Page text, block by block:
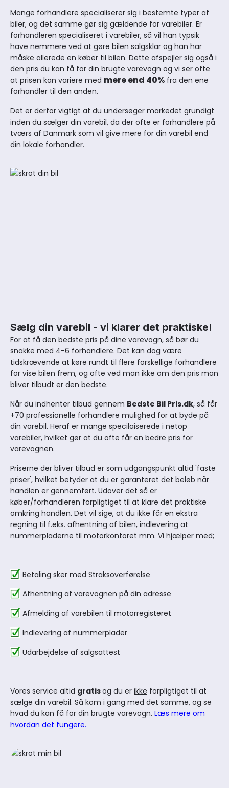
Mange forhandlere specialiserer sig i bestemte typer af
biler, og det samme gør sig gældende for varebiler. Er
forhandleren specialiseret i varebiler, så vil han typsik
have nemmere ved at gøre bilen salgsklar og han har
måske allerede en køber til bilen. Dette afspejler sig også i
den pris du kan få for din brugte varevogn og vi ser ofte
at prisen kan variere med mere end 40% fra den ene
forhandler til den anden.
Det er derfor vigtigt at du undersøger markedet grundigt
inden du sælger din varebil, da der ofte er forhandlere på
tværs af Danmark som vil give mere for din varebil end
din lokale forhandler.
Sælg din varebil - vi klarer det praktiske!
For at få den bedste pris på dine varevogn, så bør du
snakke med 4-6 forhandlere. Det kan dog være
tidskrævende at køre rundt til flere forskellige forhandlere
for vise bilen frem, og ofte ved man ikke om den pris man
bliver tilbudt er den bedste.
Når du indhenter tilbud gennem Bedste Bil Pris.dk, så får
+70 professionelle forhandlere mulighed for at byde på
din varebil. Heraf er mange specilaiserede i netop
varebiler, hvilket gør at du ofte får en bedre pris for
varevognen.
Priserne der bliver tilbud er som udgangspunkt altid 'faste
priser', hvilket betyder at du er garanteret det beløb når
handlen er gennemført. Udover det så er
køber/forhandleren forpligtiget til at klare det praktiske
omkring handlen. Det vil sige, at du ikke får en ekstra
regning til f.eks. afhentning af bilen, indlevering at
nummerpladerne til motorkontoret mm. Vi hjælper med;
Betaling sker med Straksoverførelse
Afhentning af varevognen på din adresse
Afmelding af varebilen til motorregisteret
Indlevering af nummerplader
Udarbejdelse af salgsattest
Vores service altid gratisog du er ikke forpligtiget til at
sælge din varebil. Så kom i gang med det samme, og se
hvad du kan få for din brugte varevogn. Læs mere om
hvordan det fungere.